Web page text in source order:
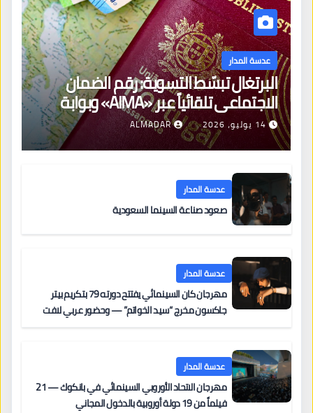
عدسة المدار
البرتغال تبسّط التسوية: رقم الضمان
الاجتماعي تلقائياً عبر «AIMA» وبوابة
جديدة لتجديد الإقامات
14 يوليو، 2026 ALMADAR
عدسة المدار
صعود صناعة السينما السعودية
عدسة المدار
مهرجان كان السينمائي يفتتح دورته 79 بتكريم بيتر
جاكسون مخرج “سيد الخواتم” — وحضور عربي لافت
عدسة المدار
مهرجان الاتحاد الأوروبي السينمائي في بانكوك — 21
فيلماً من 19 دولة أوروبية بالدخول المجاني